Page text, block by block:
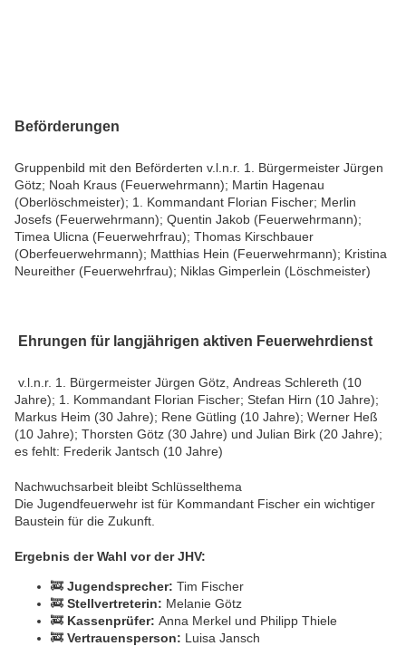
Beförderungen
Gruppenbild mit den Beförderten v.l.n.r. 1. ‎Bürgermeister Jürgen
Götz; Noah Kraus (Feuerwehrmann); Martin Hagenau
(Oberlöschmeister); 1. Kommandant Florian Fischer; Merlin
Josefs (Feuerwehrmann); Quentin Jakob (Feuerwehrmann);
Timea Ulicna (Feuerwehrfrau); Thomas Kirschbauer
(Oberfeuerwehrmann); Matthias Hein (Feuerwehrmann); Kristina
Neureither (Feuerwehrfrau); Niklas Gimperlein (Löschmeister)
Ehrungen für langjährigen aktiven Feuerwehrdienst
v.l.n.r. 1. ‎Bürgermeister Jürgen Götz, Andreas Schlereth (10
Jahre); 1. Kommandant Florian Fischer; Stefan Hirn (10 Jahre);
Markus Heim (30 Jahre); Rene Gütling (10 Jahre); Werner Heß
(10 Jahre); Thorsten Götz (30 Jahre) und Julian Birk (20 Jahre);
es fehlt: Frederik Jantsch (10 Jahre)
Nachwuchsarbeit bleibt Schlüsselthema
Die Jugendfeuerwehr ist für Kommandant Fischer ein wichtiger
Baustein für die Zukunft.
Ergebnis der Wahl vor der JHV:
🚒 Jugendsprecher: Tim Fischer
🚒 Stellvertreterin: Melanie Götz
🚒 Kassenprüfer: Anna Merkel und Philipp Thiele
🚒 Vertrauensperson: Luisa Jansch